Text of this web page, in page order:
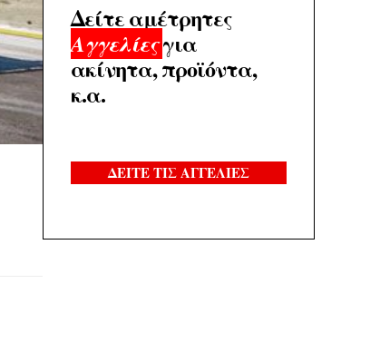
Δείτε αμέτρητες
Αγγελίεςγια
ακίνητα, προϊόντα,
κ.α.
ΔΕΙΤΕ ΤΙΣ ΑΓΓΕΛΙΕΣ